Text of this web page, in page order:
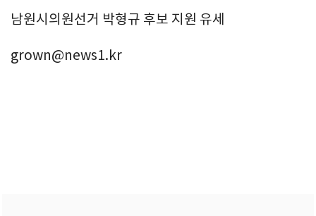
남원시의원선거 박형규 후보 지원 유세
grown@news1.kr